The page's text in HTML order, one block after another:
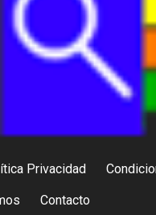
Privacidad
Contacto